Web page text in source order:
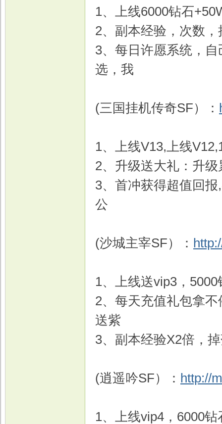
1、上线6000钻石
2、副本经验，次数
3、每日许愿系统，
选，我
(三国挂机传奇SF）：
1、上线V13,上线
2、升级送大礼：升
3、首冲获得超值回
公
(沙城主宰SF）：
1、上线送vip3，
2、每天充值礼包拿
送紫
3、副本经验X2倍，
(逍遥吟SF）： http://
1、上线vip4，6000